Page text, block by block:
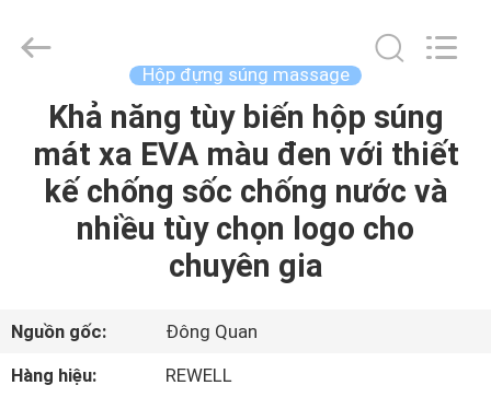
TRANG
CHỦ
VỀ
Group
Limited.
Hộp đựng súng massage
Khả năng tùy biến hộp súng
mát xa EVA màu đen với thiết
kế chống sốc chống nước và
nhiều tùy chọn logo cho
chuyên gia
Nguồn gốc:
Đông Quan
Hàng hiệu:
REWELL